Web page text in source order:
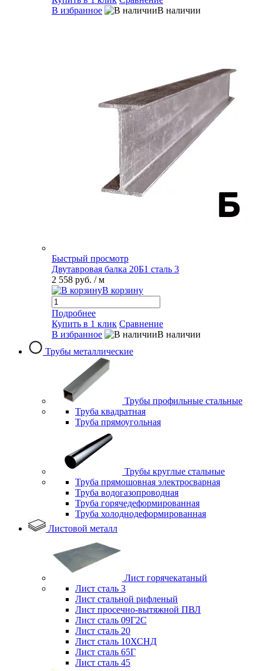
В избранное
В наличии
Быстрый просмотр
Двутавровая балка 20Б1 сталь 3
2 558 руб. / м
В корзину
Подробнее
Купить в 1 клик Сравнение
В избранное
В наличии
Трубы металлические
Трубы профильные стальные
Труба квадратная
Труба прямоугольная
Трубы круглые стальные
Труба прямошовная электросварная
Труба водогазопроводная
Труба горячедеформированная
Труба холоднодеформированная
Листовой металл
Лист горячекатаный
Лист сталь 3
Лист стальной рифленый
Лист просечно-вытяжной ПВЛ
Лист сталь 09Г2С
Лист сталь 20
Лист сталь 10ХСНД
Лист сталь 65Г
Лист сталь 45